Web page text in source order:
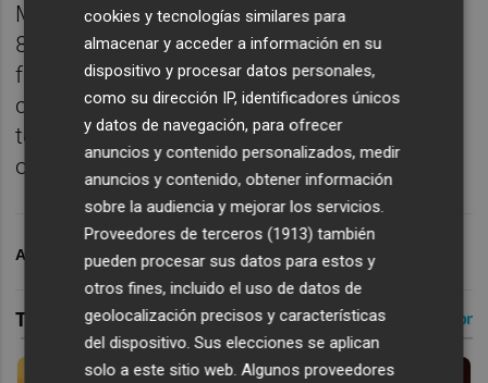
Mientras, en las semifinales femeninas de
800 metros,Lorea IbarzabalyRocío Arroyo
fueron quintas en sus respectivas carreras
con 2:00.74 y 2:01.14, respectivamente,
terminando duodécima y decimocuarta, sin
opciones de final.
ARCHIVADO EN POLIDEPORTIVO
cookies y tecnologías similares para
almacenar y acceder a información en su
dispositivo y procesar datos personales,
como su dirección IP, identificadores únicos
y datos de navegación, para ofrecer
anuncios y contenido personalizados, medir
anuncios y contenido, obtener información
sobre la audiencia y mejorar los servicios.
Proveedores de terceros (1913) también
pueden procesar sus datos para estos y
otros fines, incluido el uso de datos de
geolocalización precisos y características
del dispositivo. Sus elecciones se aplican
solo a este sitio web. Algunos proveedores